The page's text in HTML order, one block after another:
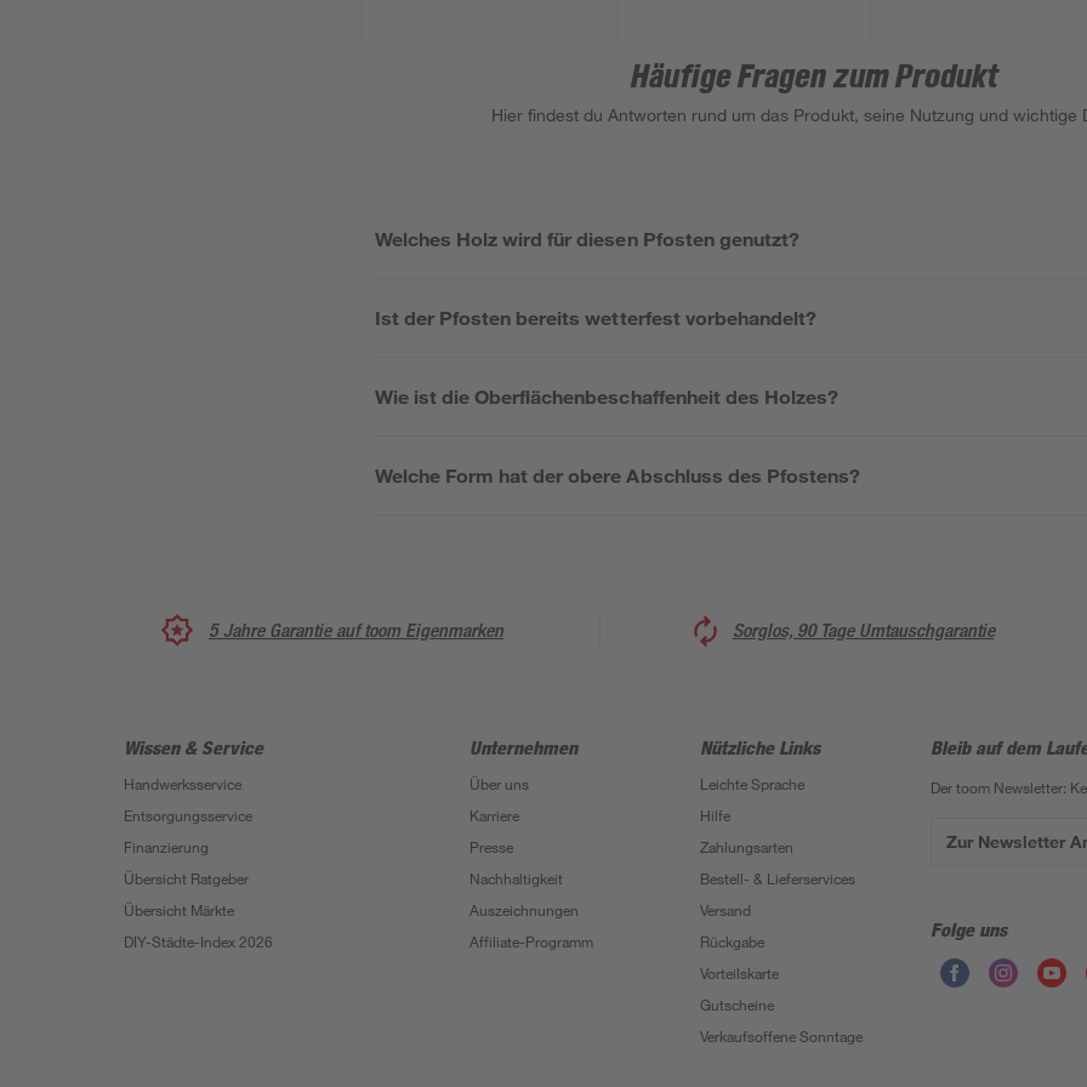
Häufige Fragen zum Produkt
Hier findest du Antworten rund um das Produkt, seine Nutzung und wichtige
Welches Holz wird für diesen Pfosten genutzt?
Ist der Pfosten bereits wetterfest vorbehandelt?
Wie ist die Oberflächenbeschaffenheit des Holzes?
Welche Form hat der obere Abschluss des Pfostens?
5 Jahre Garantie auf toom Eigenmarken Sorglos, 90 Tage Umtauschgarantie
Wissen & Service
Handwerksservice
Entsorgungsservice
Finanzierung
Übersicht Ratgeber
Übersicht Märkte
DIY-Städte-Index 2026
Unternehmen
Über uns
Karriere
Presse
Nachhaltigkeit
Auszeichnungen
Affiliate-Programm
Nützliche Links
Leichte Sprache
Hilfe
Zahlungsarten
Bestell- & Lieferservices
Versand
Rückgabe
Vorteilskarte
Gutscheine
Verkaufsoffene Sonntage
Bleib auf dem
Der toom Newsletter:
Zur Newsletter
Folge uns